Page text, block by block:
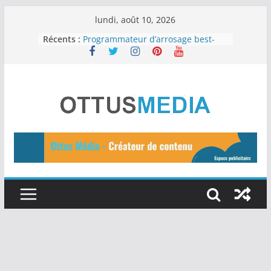
lundi, août 10, 2026
Récents : Programmateur d’arrosage best-
seller
à essayer en 2024
15 idées de business en ligne pour
Tuteurs d’Auto-Arrosage